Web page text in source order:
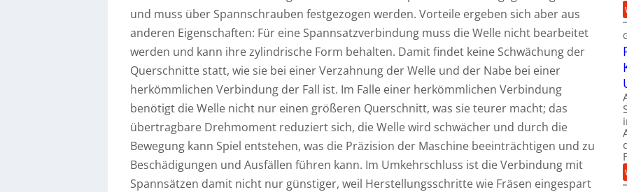
und muss über Spannschrauben festgezogen werden. Vorteile ergeben sich aber aus
anderen Eigenschaften: Für eine Spannsatzverbindung muss die Welle nicht bearbeitet
werden und kann ihre zylindrische Form behalten. Damit findet keine Schwächung der
Querschnitte statt, wie sie bei einer Verzahnung der Welle und der Nabe bei einer
herkömmlichen Verbindung der Fall ist. Im Falle einer herkömmlichen Verbindung
benötigt die Welle nicht nur einen größeren Querschnitt, was sie teurer macht; das
übertragbare Drehmoment reduziert sich, die Welle wird schwächer und durch die
Bewegung kann Spiel entstehen, was die Präzision der Maschine beeinträchtigen und zu
Beschädigungen und Ausfällen führen kann. Im Umkehrschluss ist die Verbindung mit
Spannsätzen damit nicht nur günstiger, weil Herstellungsschritte wie Fräsen eingespart